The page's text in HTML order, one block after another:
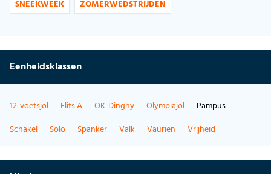
SNEEKWEEK
ZOMERWEDSTRIJDEN
Eenheidsklassen
12-voetsjol Flits A OK-Dinghy Olympiajol
Pampus
Schakel
Solo Spanker Valk Vaurien Vrijheid